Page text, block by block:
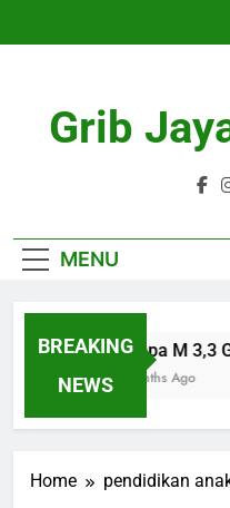
Grib
MENU
BREAKING
NEWS
Gempa M 3,3
4 Months Ago
Home pendidikan